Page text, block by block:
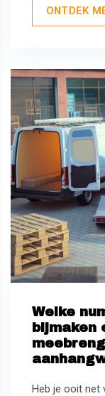
ONTDEK
Welke
bijmaken
Heb je ooit net